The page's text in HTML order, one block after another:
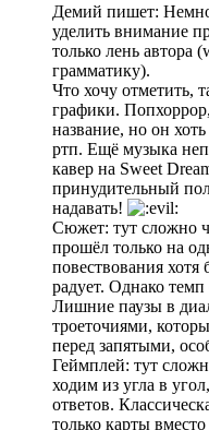
Демий пишет:
уделить внимание
только лень автора
грамматику).
Что хочу отметить,
графики.
название, но он
ртп. Ещё музыка
кавер на Sweet
принудительный
надавать!
Сюжет: тут сложно
прошёл только на
повествования хотя
радует. Однако темп
Лишние паузы в
троеточиями,
перед запятыми,
Геймплей: тут
ходим из угла в
ответов.
только карты